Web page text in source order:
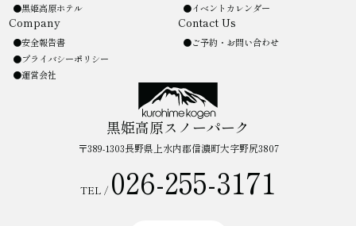
黒姫高原スノーパーク
〒389-1303長野県上水内郡信濃町大字野尻3807
TEL / 026-255-3171
黒姫高原ホテル
イベントカレンダー
Company
安全報告書
プライバシーポリシー
運営会社
Contact Us
ご予約・お問い合わせ